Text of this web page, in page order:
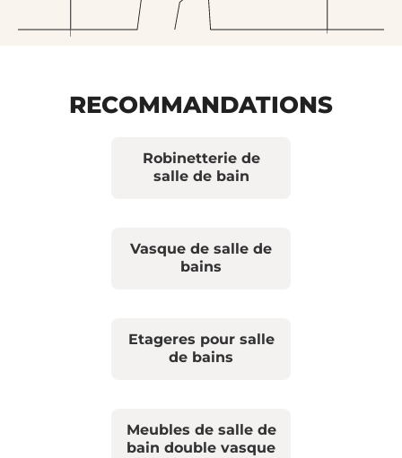
RECOMMANDATIONS
Robinetterie de
salle de bain
Vasque de salle de
bains
Etageres pour salle
de bains
Meubles de salle de
bain double vasque